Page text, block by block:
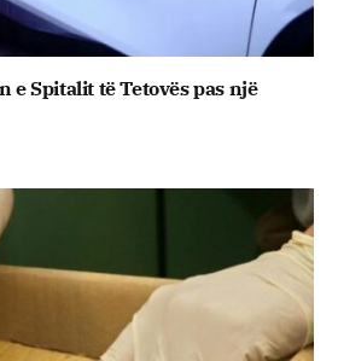
e Spitalit të Tetovës pas një